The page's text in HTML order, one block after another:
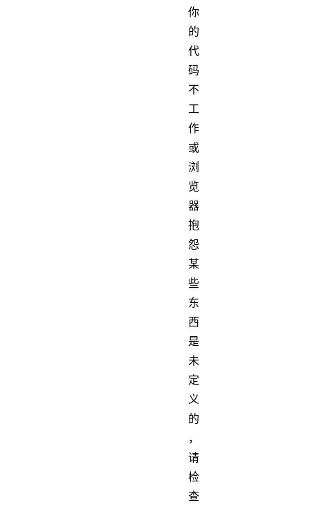
你
的
代
码
不
工
作
或
浏
览
器
抱
怨
某
些
东
西
是
未
定
义
的
，
请
检
查